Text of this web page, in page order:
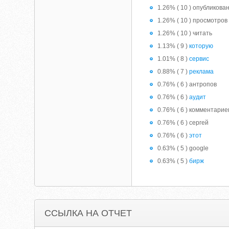
1.26% ( 10 )
1.26% ( 10 ) просмотров
1.26% ( 10 ) читать
1.13% ( 9 )которую
1.01% ( 8 )сервис
0.88% ( 7 )реклама
0.76% ( 6 ) антропов
0.76% ( 6 )аудит
0.76% ( 6 )
0.76% ( 6 ) сергей
0.76% ( 6 )этот
0.63% ( 5 ) google
0.63% ( 5 )бирж
ССЫЛКА НА ОТЧЕТ